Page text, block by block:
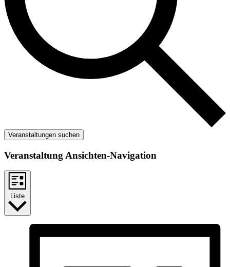
Veranstaltungen suchen
Veranstaltung Ansichten-Navigation
Liste